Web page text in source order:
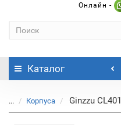
Онлайн -
Каталог
... Корпуса Ginzzu CL401